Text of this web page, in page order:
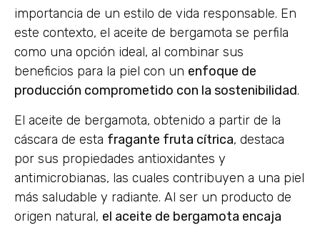
importancia de un estilo de vida responsable. En
este contexto, el aceite de bergamota se perfila
como una opción ideal, al combinar sus
beneficios para la piel con un enfoque de
producción comprometido con la sostenibilidad.
El aceite de bergamota, obtenido a partir de la
cáscara de esta fragante fruta cítrica, destaca
por sus propiedades antioxidantes y
antimicrobianas, las cuales contribuyen a una piel
más saludable y radiante. Al ser un producto de
origen natural, el aceite de bergamota encaja